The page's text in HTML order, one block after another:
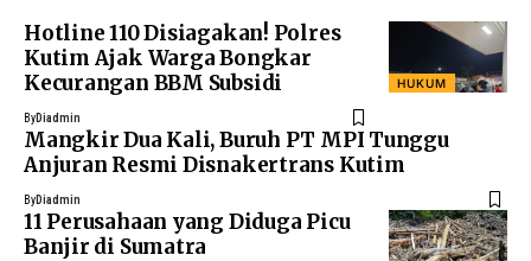
HUKUM
Hotline 110 Disiagakan! Polres
Kutim Ajak Warga Bongkar
Kecurangan BBM Subsidi
ByDiadmin
Mangkir Dua Kali, Buruh PT MPI Tunggu
Anjuran Resmi Disnakertrans Kutim
ByDiadmin
11 Perusahaan yang Diduga Picu
Banjir di Sumatra